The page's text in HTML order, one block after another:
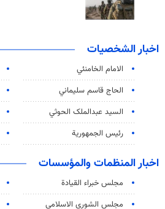
اخبار الشخصيات
الامام الخامنئي
الحاج قاسم سليماني
السید عبدالملک الحوثي
رئيس الجمهورية
اخبار المنظمات والمؤسسات
مجلس خبراء القيادة
مجلس الشورى الاسلامي